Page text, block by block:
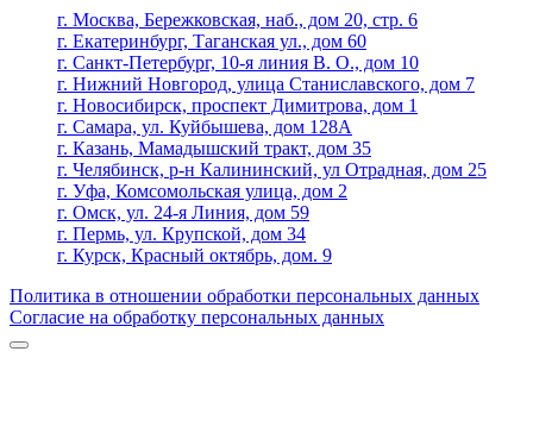
г. Москва, Бережковская, наб., дом 20, стр. 6
г. Екатеринбург, Таганская ул., дом 60
г. Санкт-Петербург, 10-я линия В. О., дом 10
г. Нижний Новгород, улица Станиславского, дом 7
г. Новосибирск, проспект Димитрова, дом 1
г. Самара, ул. Куйбышева, дом 128А
г. Казань, Мамадышский тракт, дом 35
г. Челябинск, р-н Калининский, ул Отрадная, дом 25
г. Уфа, Комсомольская улица, дом 2
г. Омск, ул. 24-я Линия, дом 59
г. Пермь, ул. Крупской, дом 34
г. Курск, Красный октябрь, дом. 9
Политика в отношении обработки персональных данных
Согласие на обработку персональных данных